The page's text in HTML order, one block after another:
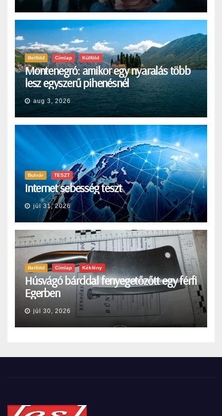
Belföld Címlap Külföld
Montenegró: amikor egy nyaralás több
lesz egyszerű pihenésnél
aug 3, 2026
Bulvár TESZT
Internet sebesség teszt
júl 31, 2026
Belföld Címlap Kékfény
Húsvágó bárddal fenyegetőzőtt egy férfi
Egerben
júl 30, 2026